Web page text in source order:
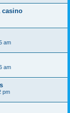
casino
am
am
pm